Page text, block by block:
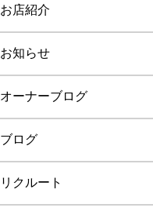
お店紹介
お知らせ
オーナーブログ
ブログ
リクルート